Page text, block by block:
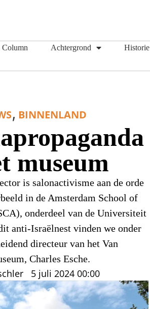
Column Achtergrond Historie
, BINNENLAND
museum
is salonactivisme aan de orde
in de Amsterdam School of
onderdeel van de Universiteit
anti-Israëlnest vinden we onder
directeur van het Van
Charles Esche.
5 juli 2024 00:00